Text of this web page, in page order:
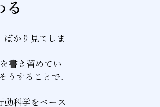
る
ばかり見てしま
書き留めてい
うすることで、
動科学をベース